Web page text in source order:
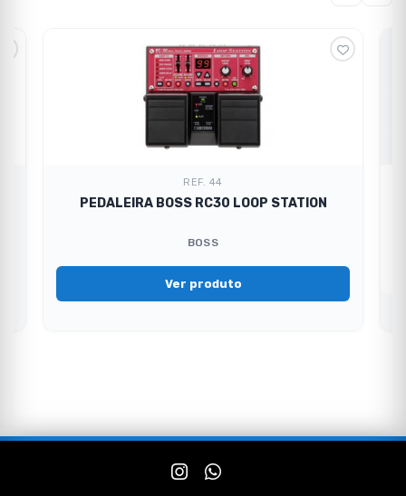
REF. 44
PEDALEIRA BOSS RC30 LOOP STATION
BOSS
Ver produto